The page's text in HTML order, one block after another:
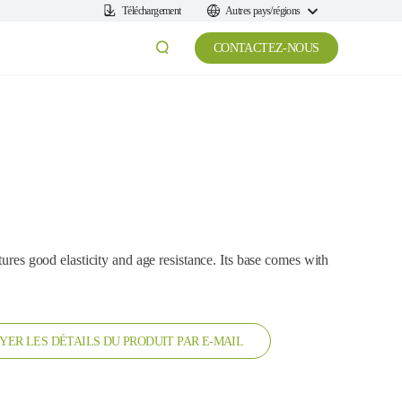
Téléchargement Autres pays/régions
CONTACTEZ-NOUS
good elasticity and age resistance. Its base comes with
LES DÉTAILS DU PRODUIT PAR E-MAIL